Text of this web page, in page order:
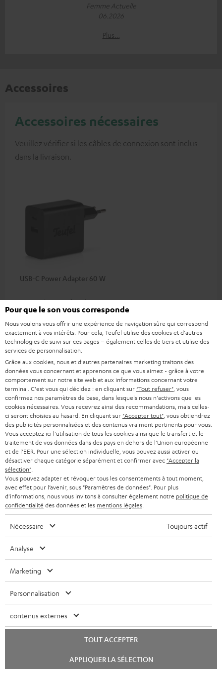
Femme Actuelle
06.2026
Plus…
Accessoires
Accessoires nécessaires
Veuillez vérifier si les câbles de connexion sont inclus
dans la livraison.
USB-C Power Adapter 60 W
Universal 60 watt fast charger
with two charging ports
watts) for headphones &
portables as well as laptops
and additional devices with
up to 60 watts of power and
USB-C connectivity
29,99€
Accessoires compatibles
USB-C Power Adapter 30W
Chargeur rapide de 30 watts
pour écouteurs et appareils
portables, ainsi que pour
iPhones Apple, smartphones
Android, tablettes et
19,99€
VARTA Wireless Power
2 en 1 : Power bank à
jusqu’à 10 watts
34,99€
Pièces de rechange et
composants de remplacement
chat
Pour que le son vous corresponde
Nous voulons vous offrir une expérience de navigation sûre qui correspond
exactement à vos intérêts. Pour cela, Teufel utilise des cookies et d'autres
technologies de suivi sur ces pages – également celles de tiers et utilise des
services de personnalisation.
Grâce aux cookies, nous et d'autres partenaires marketing traitons des
données vous concernant et apprenons ce que vous aimez - grâce à votre
comportement sur notre site web et aux informations concernant votre
terminal. C'est vous qui décidez : en cliquant sur "Tout refuser" , vous
confirmez nos paramètres de base, dans lesquels nous n'activons que les
cookies nécessaires. Vous recevrez ainsi des recommandations, mais celles-
ci seront choisies au hasard. En cliquant sur "Accepter tout" , vous obtiendrez
des publicités personnalisées et des contenus vraiment pertinents pour vous.
Vous acceptez ici l'utilisation de tous les cookies ainsi que le transfert et le
traitement de vos données dans des pays en dehors de l'Union européenne
et de l'EER. Pour une sélection individuelle, vous pouvez aussi activer ou
désactiver chaque catégorie séparément et confirmer avec "Accepter la
sélection"
Vous pouvez adapter et révoquer tous les consentements à tout moment,
avec effet pour l’avenir, sous "Paramètres de données". Pour plus
d'informations, nous vous invitons à consulter également notre politique de
confidentialité des données et les mentions légales
Nécessaire Toujours actif
Analyse
Marketing
Personnalisation
contenus externes
TOUT ACCEPTER
APPLIQUER LA SÉLECTION